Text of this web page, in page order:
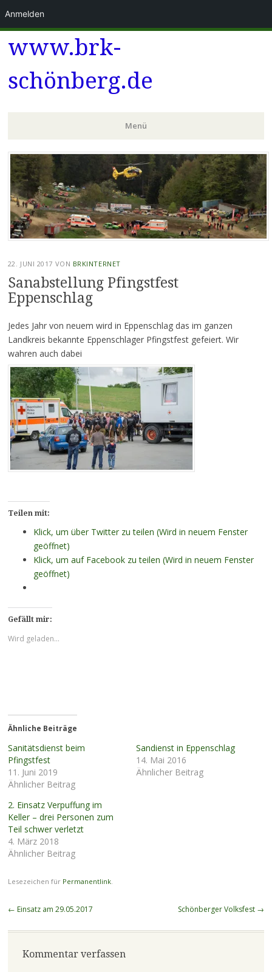
www.brk-
schönberg.de
Menü
Zum
Inhalt
springen
22. JUNI 2017 VON BRKINTERNET
Sanabstellung Pfingstfest
Eppenschlag
Jedes Jahr von neuem wird in Eppenschlag das im ganzen
Landkreis bekannte Eppenschlager Pfingstfest gefeiert. Wir
wahren auch dabei
Teilen mit:
Klick, um über Twitter zu teilen (Wird in neuem Fenster
geöffnet)
Klick, um auf Facebook zu teilen (Wird in neuem Fenster
geöffnet)
Gefällt mir:
Wird geladen...
Ähnliche Beiträge
Sanitätsdienst beim
Pfingstfest
11. Juni 2019
Ähnlicher Beitrag
Sandienst in Eppenschlag
14. Mai 2016
Ähnlicher Beitrag
2. Einsatz Verpuffung im
Keller – drei Personen zum
Teil schwer verletzt
4. März 2018
Ähnlicher Beitrag
Lesezeichen für Permanentlink.
Beitragsnavigation
← Einsatz am 29.05.2017 Schönberger Volksfest →
Kommentar verfassen
Anmelden